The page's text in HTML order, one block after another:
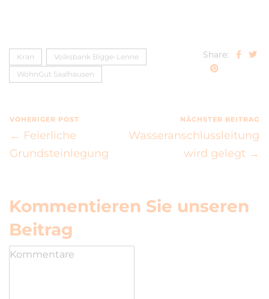
Kran
Volksbank Bigge-Lenne
WohnGut Saalhausen
Share:
VOHERIGER POST
← Feierliche
Grundsteinlegung
NÄCHSTER BEITRAG
Wasseranschlussleitung
wird gelegt →
Kommentieren Sie unseren
Beitrag